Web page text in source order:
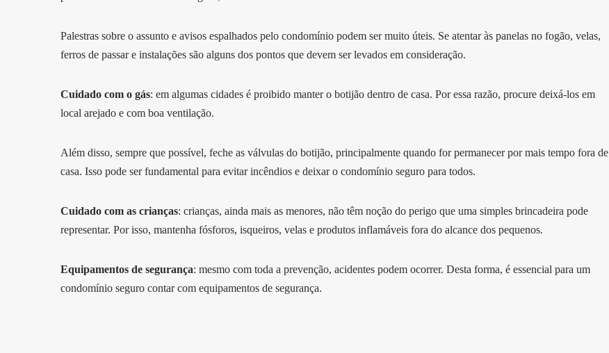
Palestras sobre o assunto e avisos espalhados pelo condomínio podem ser muito úteis. Se atentar às panelas no fogão, velas,
ferros de passar e instalações são alguns dos pontos que devem ser levados em consideração.
Cuidado com o gás: em algumas cidades é proibido manter o botijão dentro de casa. Por essa razão, procure deixá-los em
local arejado e com boa ventilação.
Além disso, sempre que possível, feche as válvulas do botijão, principalmente quando for permanecer por mais tempo fora de
casa. Isso pode ser fundamental para evitar incêndios e deixar o condomínio seguro para todos.
Cuidado com as crianças: crianças, ainda mais as menores, não têm noção do perigo que uma simples brincadeira pode
representar. Por isso, mantenha fósforos, isqueiros, velas e produtos inflamáveis fora do alcance dos pequenos.
Equipamentos de segurança: mesmo com toda a prevenção, acidentes podem ocorrer. Desta forma, é essencial para um
condomínio seguro contar com equipamentos de segurança.